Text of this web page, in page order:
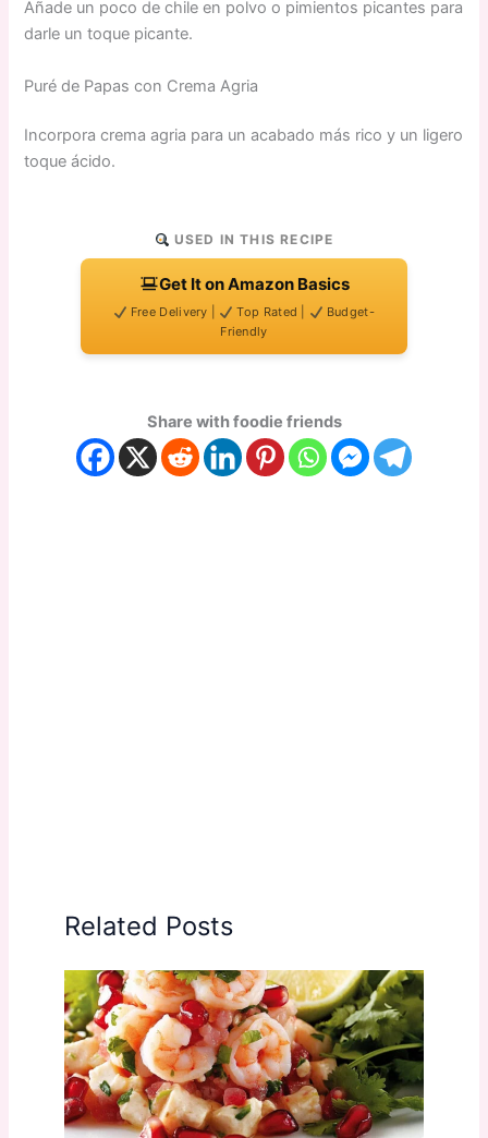
Añade un poco de chile en polvo o pimientos picantes para
darle un toque picante.
Puré de Papas con Crema Agria
Incorpora crema agria para un acabado más rico y un ligero
toque ácido.
USED IN THIS RECIPE
Get It on Amazon Basics
Free Delivery | Top Rated |
Budget-
Friendly
Share with foodie friends
Related Posts